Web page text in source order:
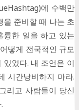
에 수백만
을 준비할 때 나는 초
륭한 일을 하고 있는
떻게 전국적인 규모
었다. 내 조언은 이
시간낭비하지 마라.
리고 사람들이 당신